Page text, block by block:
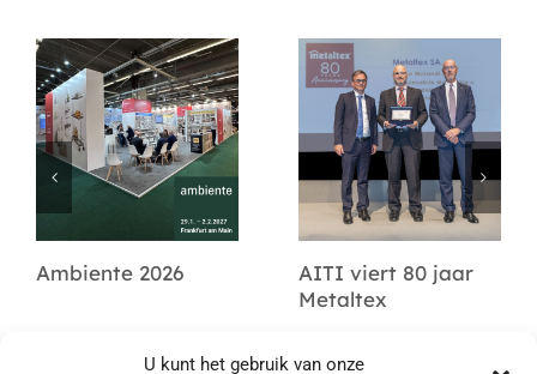
U kunt het gebruik van onze
Ambiente 2026
AITI viert 80 jaar
Metaltex